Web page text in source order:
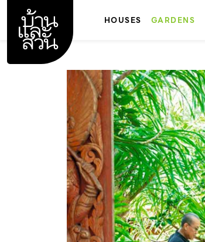
content
HOUSES GARDENS